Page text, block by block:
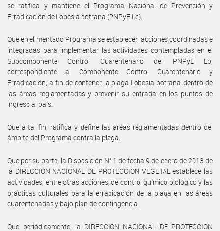
se ratifica y mantiene el Programa Nacional de Prevención y
Erradicación de Lobesia botrana (PNPyE Lb).
Que en el mentado Programa se establecen acciones coordinadas e
integradas para implementar las actividades contempladas en el
Subcomponente Control Cuarentenario del PNPyE Lb,
correspondiente al Componente Control Cuarentenario y
Erradicación, a fin de contener la plaga Lobesia botrana dentro de
las áreas reglamentadas y prevenir su entrada en los puntos de
ingreso al país.
Que a tal fin, ratifica y define las áreas reglamentadas dentro del
ámbito del Programa contra la plaga.
Que por su parte, la Disposición N° 1 de fecha 9 de enero de 2013 de
la DIRECCION NACIONAL DE PROTECCION VEGETAL establece las
actividades, entre otras acciones, de control químico biológico y las
prácticas culturales para la erradicación de la plaga en las áreas
cuarentenadas y bajo plan de contingencia.
Que periódicamente, la DIRECCION NACIONAL DE PROTECCION